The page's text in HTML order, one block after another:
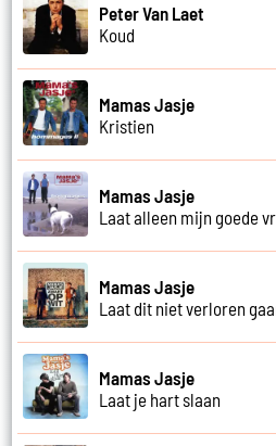
Peter Van Laet
Koud
Mamas Jasje
Kristien
Mamas Jasje
Laat alleen mijn goede
Mamas Jasje
Laat dit niet verloren
Mamas Jasje
Laat je hart slaan